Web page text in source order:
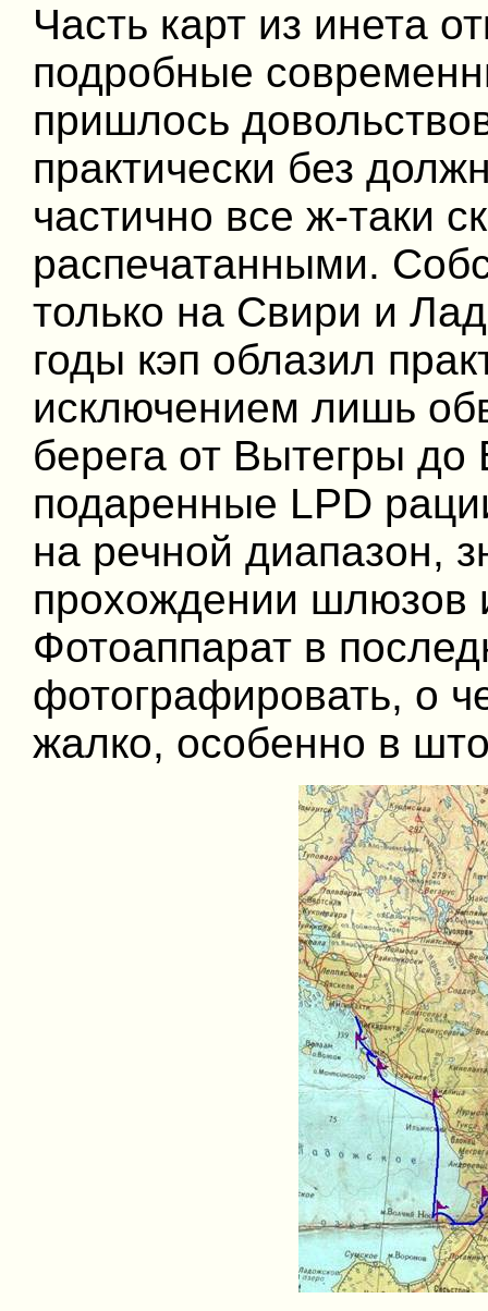
Часть карт из инета
подробные
пришлось
практически без
частично все ж-таки
распечатанными.
только на Свири и
годы кэп облазил
исключением лишь
берега от Вытегры
подаренные LPD
на речной диапазон,
прохождении шлюзов
Фотоаппарат в
фотографировать, о
жалко, особенно в